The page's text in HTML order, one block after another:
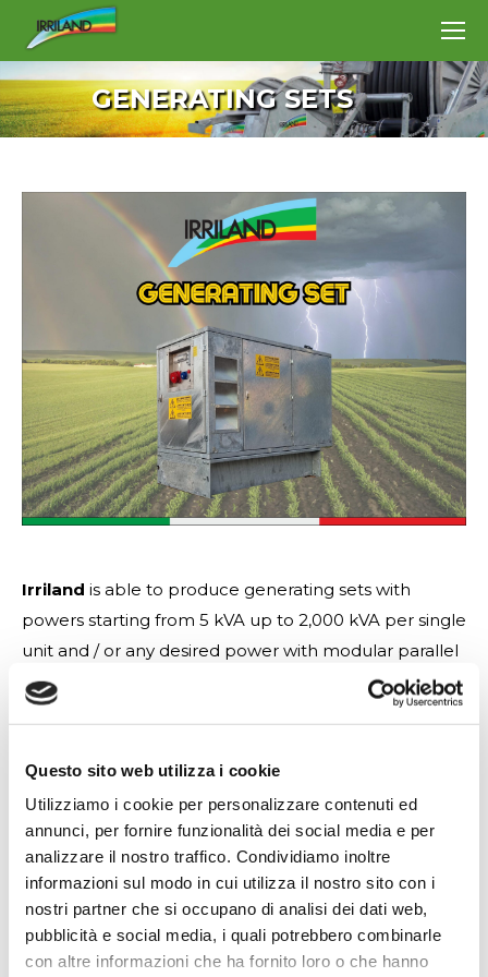
Questo sito web utilizza i cookie
Utilizziamo i cookie per personalizzare contenuti ed
annunci, per fornire funzionalità dei social media e per
analizzare il nostro traffico. Condividiamo inoltre
informazioni sul modo in cui utilizza il nostro sito con i
nostri partner che si occupano di analisi dei dati web,
pubblicità e social media, i quali potrebbero combinarle
con altre informazioni che ha fornito loro o che hanno
GENERATING SETS
Irriland is able to produce generating sets with
powers starting from 5 kVA up to 2,000 kVA per single
unit and / or any desired power with modular parallel
sets between them.
In addition to having a wide standard range of
being able to make any structural and / or functional
modification required in the image and likeness of
the customer, always respecting the regulations of
the European community and high quality standards.
Here are some of our variables:
engines powered by Diesel / LPG / Methane Gas
manual/automatic control panels with and without